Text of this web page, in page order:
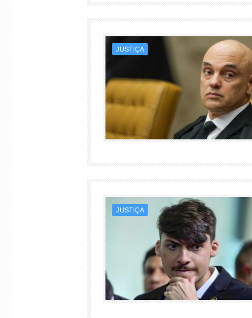
JUSTIÇA
JUSTIÇA